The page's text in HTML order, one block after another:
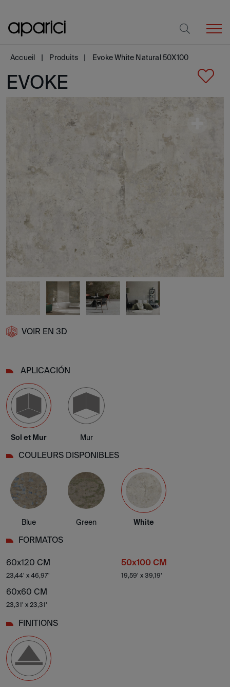
Accueil Produits Evoke White Natural 50X100
EVOKE
VOIR EN 3D
APLICACIÓN
Sol et Mur Mur
COULEURS DISPONIBLES
Blue Green White
FORMATOS
60x120 CM
23,44' x 46,97'
50x100 CM
19,59' x 39,19'
60x60 CM
23,31' x 23,31'
FINITIONS